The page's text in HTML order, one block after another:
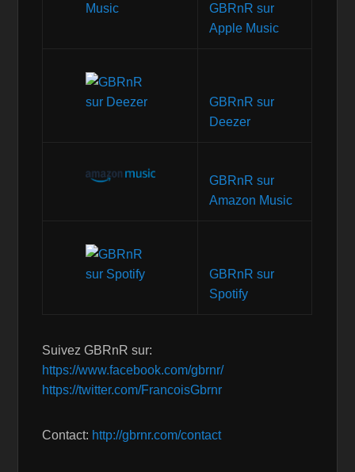
GBRnR sur
Apple Music
GBRnR sur
Deezer
GBRnR sur
Amazon Music
GBRnR sur
Spotify
Suivez GBRnR sur:
https://www.facebook.com/gbrnr/
https://twitter.com/FrancoisGbrnr
Contact: http://gbrnr.com/contact